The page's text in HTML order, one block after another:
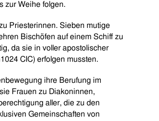
zur Weihe folgen.
Priesterinnen. Sieben mutige
Bischöfen auf einem Schiff zu
da sie in voller apostolischer
CIC) erfolgen mussten.
ihre Berufung im
Frauen zu Diakoninnen,
aller, die zu den
Gemeinschaften von